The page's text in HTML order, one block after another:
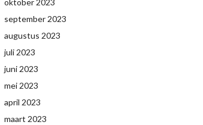
oktober 2023
september 2023
augustus 2023
juli 2023
juni 2023
mei 2023
april 2023
maart 2023